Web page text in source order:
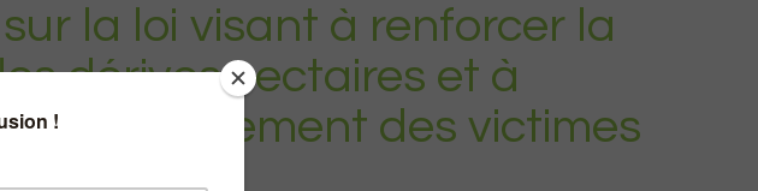
la loi visant à renforcer la
dérives sectaires et à
des victimes